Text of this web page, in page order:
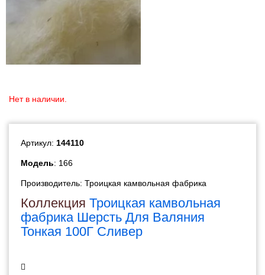
Нет в наличии.
Артикул: 144110
Модель: 166
Производитель: Троицкая камвольная фабрика
Коллекция Троицкая камвольная
фабрика Шерсть Для Валяния
Тонкая 100Г Сливер